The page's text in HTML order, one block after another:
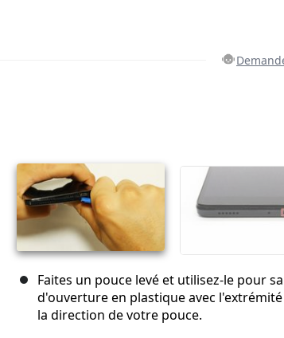
Faites un pouce levé et utilisez-le pour
d'ouverture en plastique avec
la direction de votre pouce.